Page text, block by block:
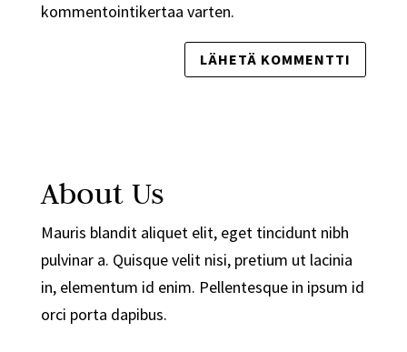
kommentointikertaa varten.
About Us
Mauris blandit aliquet elit, eget tincidunt nibh
pulvinar a. Quisque velit nisi, pretium ut lacinia
in, elementum id enim. Pellentesque in ipsum id
orci porta dapibus.